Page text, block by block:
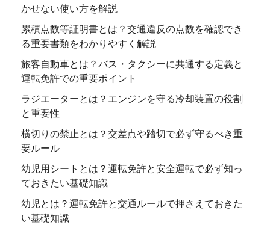
かせない使い方を解説
累積点数等証明書とは？交通違反の点数を確認でき
る重要書類をわかりやすく解説
旅客自動車とは？バス・タクシーに共通する定義と
運転免許での重要ポイント
ラジエーターとは？エンジンを守る冷却装置の役割
と重要性
横切りの禁止とは？交差点や踏切で必ず守るべき重
要ルール
幼児用シートとは？運転免許と安全運転で必ず知っ
ておきたい基礎知識
幼児とは？運転免許と交通ルールで押さえておきた
い基礎知識